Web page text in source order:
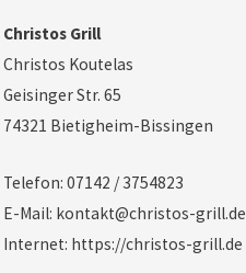
Christos Grill
Christos Koutelas
Geisinger Str. 65
74321 Bietigheim-Bissingen
Telefon: 07142 / 3754823
E-Mail: kontakt@christos-grill.de
Internet: https://christos-grill.de